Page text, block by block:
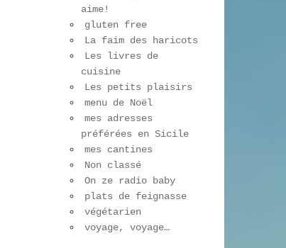
aime!
gluten free
La faim des haricots
Les livres de
cuisine
Les petits plaisirs
menu de Noël
mes adresses
préférées en Sicile
mes cantines
Non classé
On ze radio baby
plats de feignasse
végétarien
voyage, voyage…